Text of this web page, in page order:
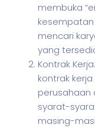
membuka
mencari
yang
Kontrak
kontrak
perusahaan
syarat-
masing-